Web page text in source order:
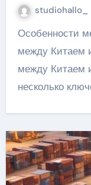
studiohallo_
Особенности международных грузоперевозок
между Китаем
между Китаем
несколько